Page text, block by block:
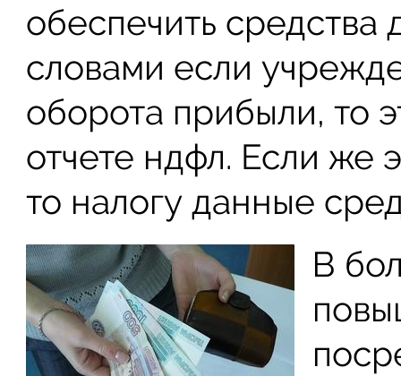
обеспечить
словами если
оборота прибыли, то
отчете ндфл. Если же
то налогу данные
В